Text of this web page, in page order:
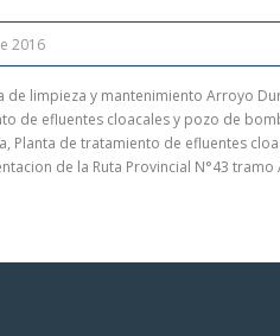
2016
de limpieza y mantenimiento Arroyo
de efluentes cloacales y pozo de
Planta de tratamiento de efluentes
de la Ruta Provincial N°43 tramo